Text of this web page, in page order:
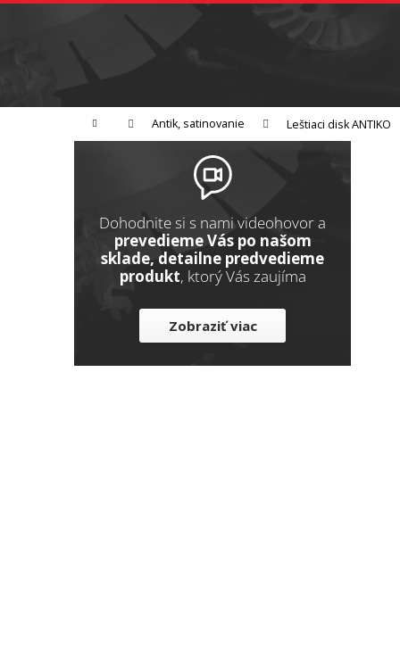
Prejsť
Domov Antik, satinovanie Leštiaci disk ANTIKO
B
l
Dohodnite si s nami videohovor a
prevedieme Vás po našom
sklade, detailne predvedieme
produkt, ktorý Vás zaujíma
Zobraziť viac
K
k